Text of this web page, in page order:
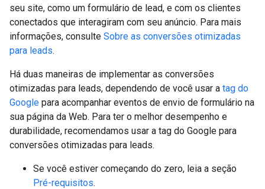
seu site, como um formulário de lead, e com os clientes
conectados que interagiram com seu anúncio. Para mais
informações, consulte Sobre as conversões otimizadas
para leads.
Há duas maneiras de implementar as conversões
otimizadas para leads, dependendo de você usar a tag do
Google para acompanhar eventos de envio de formulário na
sua página da Web. Para ter o melhor desempenho e
durabilidade, recomendamos usar a tag do Google para
conversões otimizadas para leads.
Se você estiver começando do zero, leia a seção
Pré-requisitos.